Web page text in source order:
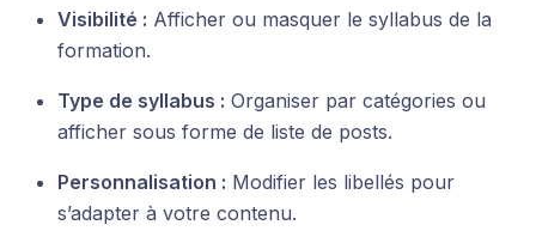
Visibilité : Afficher ou masquer le syllabus de la
formation.
Type de syllabus : Organiser par catégories ou
afficher sous forme de liste de posts.
Personnalisation : Modifier les libellés pour
s’adapter à votre contenu.